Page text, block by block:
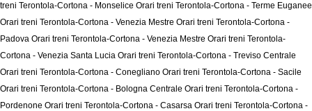
treni Terontola-Cortona - Monselice Orari treni Terontola-Cortona - Terme Euganee
Orari treni Terontola-Cortona - Venezia Mestre Orari treni Terontola-Cortona -
Padova Orari treni Terontola-Cortona - Venezia Mestre Orari treni Terontola-
Cortona - Venezia Santa Lucia Orari treni Terontola-Cortona - Treviso Centrale
Orari treni Terontola-Cortona - Conegliano Orari treni Terontola-Cortona - Sacile
Orari treni Terontola-Cortona - Bologna Centrale Orari treni Terontola-Cortona -
Pordenone Orari treni Terontola-Cortona - Casarsa Orari treni Terontola-Cortona -